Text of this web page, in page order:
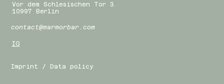
Vor dem Schlesischen Tor 3
10997 Berlin
contact@marmorbar.com
IG
Imprint / Data policy